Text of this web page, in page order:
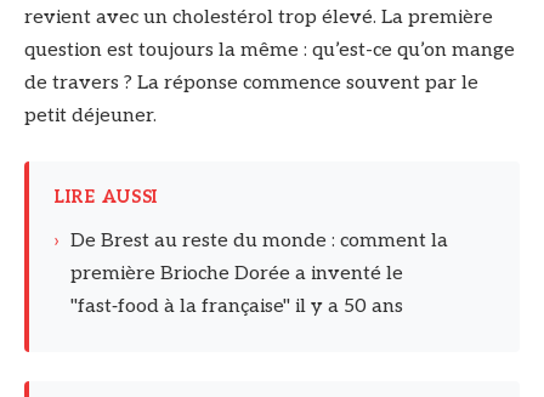
revient avec un cholestérol trop élevé. La première
question est toujours la même : qu’est-ce qu’on mange
de travers ? La réponse commence souvent par le
petit déjeuner.
LIRE AUSSI
› De Brest au reste du monde : comment la
première Brioche Dorée a inventé le
"fast‑food à la française" il y a 50 ans